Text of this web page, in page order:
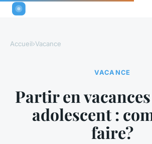
Accueil›Vacance
VACANCE
Partir en
adolescent :
faire?